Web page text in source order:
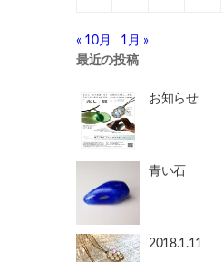
« 10月
1月 »
最近の投稿
お知らせ
青い石
2018.1.11